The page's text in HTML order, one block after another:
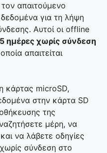
απαιτούμενο
για τη λήψη
Αυτοί οι offline
ημέρες χωρίς σύνδεση
απαιτείται
κάρτας microSD,
στην κάρτα SD
της
μέρη, να
να λάβετε οδηγίες
σύνδεση στο